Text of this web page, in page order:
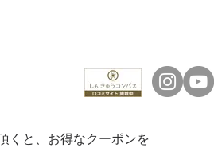
くと、お得なクーポンを